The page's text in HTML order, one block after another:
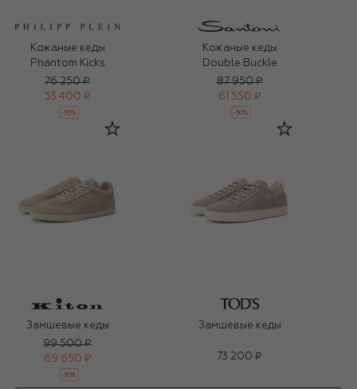
Кожаные кеды
Phantom Kicks
76 250 ₽
53 400 ₽
-30%
Кожаные кеды
Double Buckle
87 950 ₽
61 550 ₽
-30%
Замшевые кеды
99 500 ₽
69 650 ₽
-30%
Замшевые кеды
73 200 ₽